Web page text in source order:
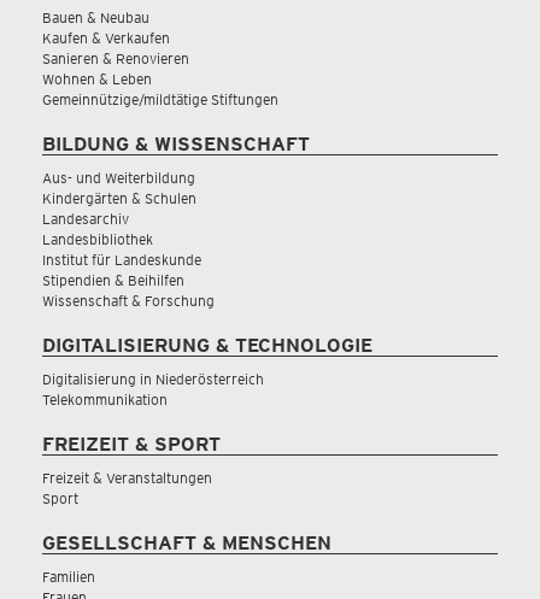
Bauen & Neubau
Kaufen & Verkaufen
Sanieren & Renovieren
Wohnen & Leben
Gemeinnützige/mildtätige Stiftungen
BILDUNG & WISSENSCHAFT
Aus- und Weiterbildung
Kindergärten & Schulen
Landesarchiv
Landesbibliothek
Institut für Landeskunde
Stipendien & Beihilfen
Wissenschaft & Forschung
DIGITALISIERUNG & TECHNOLOGIE
Digitalisierung in Niederösterreich
Telekommunikation
FREIZEIT & SPORT
Freizeit & Veranstaltungen
Sport
GESELLSCHAFT & MENSCHEN
Familien